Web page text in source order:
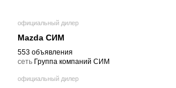
официальный дилер
Mazda СИМ
553 объявления
cеть Группа компаний СИМ
официальный дилер